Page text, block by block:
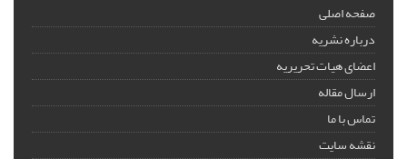
صفحه اصلی
درباره نشریه
اعضای هیات تحریریه
ارسال مقاله
تماس با ما
نقشه سایت